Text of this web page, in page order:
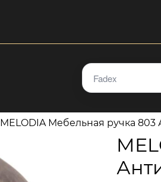
MELODIA Мебельная ручка